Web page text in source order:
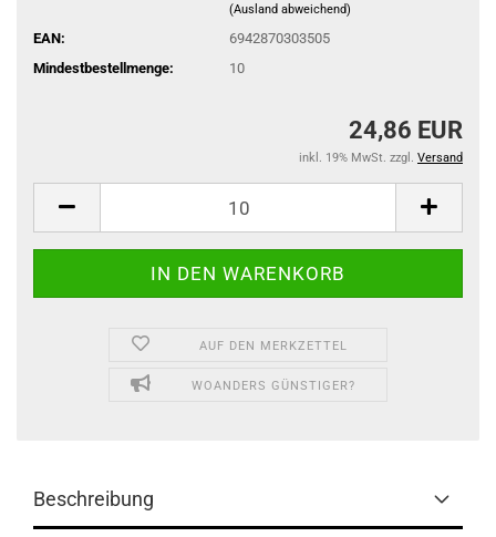
(Ausland abweichend)
EAN:
6942870303505
Mindestbestellmenge:
10
24,86 EUR
inkl. 19% MwSt. zzgl. Versand
AUF DEN MERKZETTEL
WOANDERS GÜNSTIGER?
Beschreibung